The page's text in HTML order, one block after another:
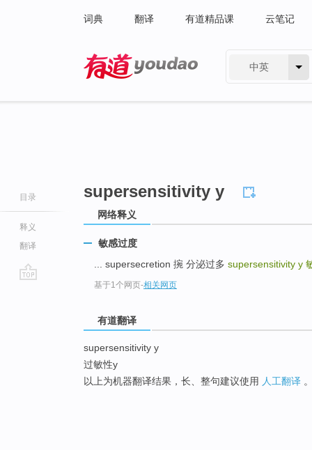
词典 翻译 有道精品课 云笔记
中英
目录
释义
翻译
supersensitivity y
网络释义
敏感过度
... supersecretion 捥 分泌过多 supersensitivity y
基于1个网页-相关网页
有道翻译
supersensitivity y
过敏性y
以上为机器翻译结果，长、整句建议使用 人工翻译